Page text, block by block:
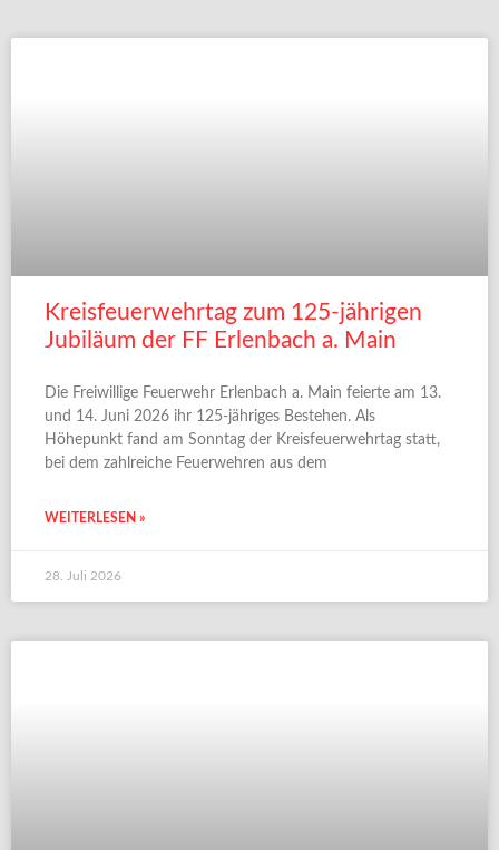
Kreisfeuerwehrtag zum 125-jährigen
Jubiläum der FF Erlenbach a. Main
Die Freiwillige Feuerwehr Erlenbach a. Main feierte am 13.
und 14. Juni 2026 ihr 125-jähriges Bestehen. Als
Höhepunkt fand am Sonntag der Kreisfeuerwehrtag statt,
bei dem zahlreiche Feuerwehren aus dem
WEITERLESEN »
28. Juli 2026